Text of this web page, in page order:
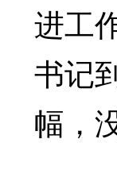
进工
书记
幅，